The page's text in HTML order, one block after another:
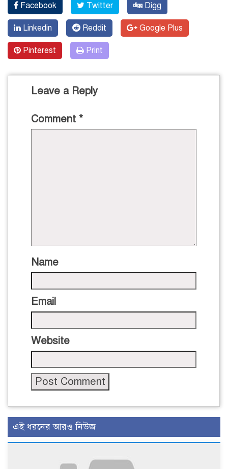
Facebook Twitter Digg
Linkedin Reddit Google Plus
Pinterest Print
Leave a Reply
Comment *
Name
Email
Website
এই ধরনের আরও নিউজ